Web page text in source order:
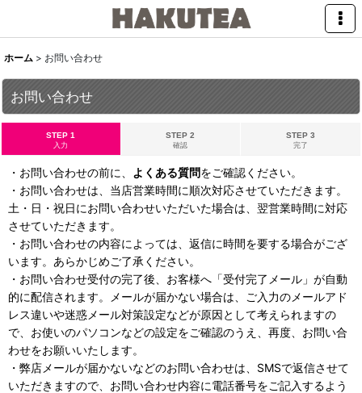
ホーム > お問い合わせ
お問い合わせ
STEP 1
入力
STEP 2
確認
STEP 3
完了
・お問い合わせの前に、 よくある質問をご確認ください。
・お問い合わせは、当店営業時間に順次対応させていただきます。
土・日・祝日にお問い合わせいただいた場合は、翌営業時間に対応
させていただきます。
・お問い合わせの内容によっては、返信に時間を要する場合がござ
います。あらかじめご了承ください。
・お問い合わせ受付の完了後、お客様へ「受付完了メール」が自動
的に配信されます。メールが届かない場合は、ご入力のメールアド
レス違いや迷惑メール対策設定などが原因として考えられますの
で、お使いのパソコンなどの設定をご確認のうえ、再度、お問い合
わせをお願いいたします。
・弊店メールが届かないなどのお問い合わせは、SMSで返信させて
いただきますので、お問い合わせ内容に電話番号をご記入するよう